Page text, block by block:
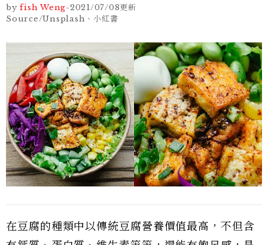
by fish Weng-2021/07/08更新
Source/Unsplash、小紅書
在豆腐的種類中以傳統豆腐營養價值最高，不但含